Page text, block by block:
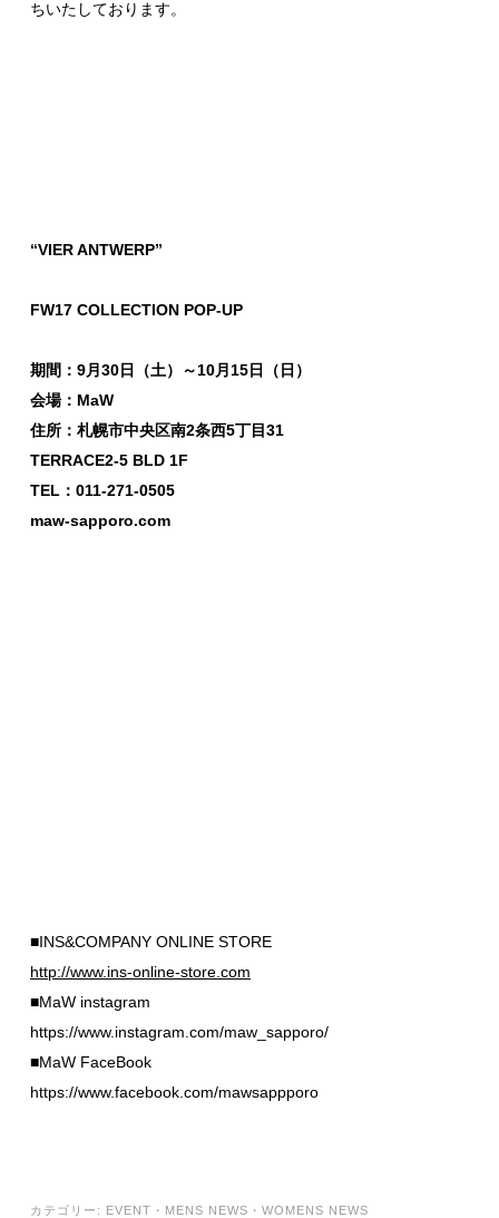
ちいたしております。
“VIER ANTWERP”
FW17 COLLECTION POP-UP
期間：9月30日（土）～10月15日（日）
会場：MaW
住所：札幌市中央区南2条西5丁目31
TERRACE2-5 BLD 1F
TEL：011-271-0505
maw-sapporo.com
■INS&COMPANY ONLINE STORE
http://www.ins-online-store.com
■MaW instagram
https://www.instagram.com/maw_sapporo/
■MaW FaceBook
https://www.facebook.com/mawsappporo
カテゴリー: EVENT ・ MENS NEWS ・ WOMENS NEWS